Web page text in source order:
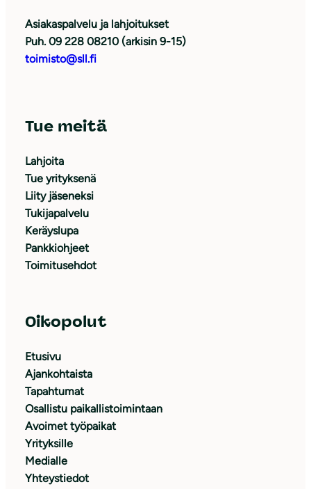
Asiakaspalvelu ja lahjoitukset
Puh. 09 228 08210 (arkisin 9-15)
toimisto@sll.fi
Tue meitä
Lahjoita
Tue yrityksenä
Liity jäseneksi
Tukijapalvelu
Keräyslupa
Pankkiohjeet
Toimitusehdot
Oikopolut
Etusivu
Ajankohtaista
Tapahtumat
Osallistu paikallistoimintaan
Avoimet työpaikat
Yrityksille
Medialle
Yhteystiedot